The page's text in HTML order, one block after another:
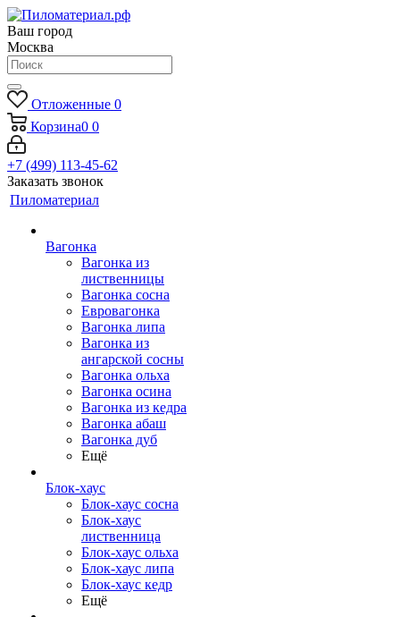
Ваш город
Москва
Отложенные 0
Корзина0 0
+7 (499) 113-45-62
Заказать звонок
Пиломатериал
Вагонка
Вагонка из
лиственницы
Вагонка сосна
Евровагонка
Вагонка липа
Вагонка из
ангарской сосны
Вагонка ольха
Вагонка осина
Вагонка из кедра
Вагонка абаш
Вагонка дуб
Ещё
Блок-хаус
Блок-хаус сосна
Блок-хаус
лиственница
Блок-хаус ольха
Блок-хаус липа
Блок-хаус кедр
Ещё